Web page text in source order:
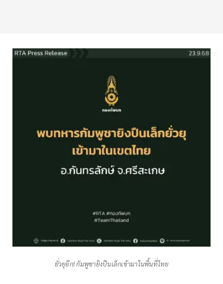
ยั่วยุอีก! กัมพูชายิงปืนเล็กเข้ามาในพื้นที่ไทย